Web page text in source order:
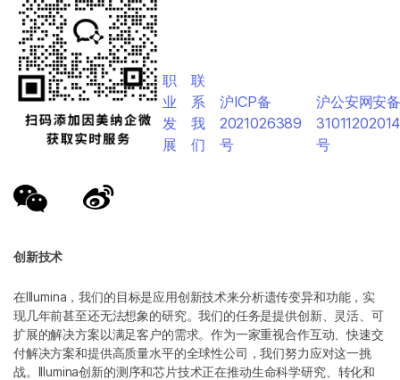
创新技术
在Illumina，我们的目标是应用创新技术来分析遗传变异和功能，实
现几年前甚至还无法想象的研究。我们的任务是提供创新、灵活、可
扩展的解决方案以满足客户的需求。作为一家重视合作互动、快速交
付解决方案和提供高质量水平的全球性公司，我们努力应对这一挑
战。Illumina创新的测序和芯片技术正在推动生命科学研究、转化和
职
业
发
展
联
系
我
们
沪ICP备
2021026389
号
沪公安网安
号